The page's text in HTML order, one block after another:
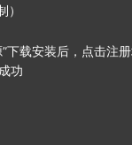
”下载安装后，点击注
功